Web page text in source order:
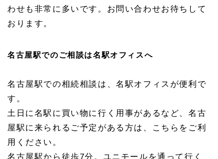
わせも非常に多いです。お問い合わせお待ちして
おります。
名古屋駅でのご相談は名駅オフィスへ
名古屋駅での相続相談は、名駅オフィスが便利で
す。
土日に名駅に買い物に行く用事があるなど、名古
屋駅に来られるご予定がある方は、こちらをご利
用ください。
名古屋駅から徒歩7分。ユニモールを通って行く